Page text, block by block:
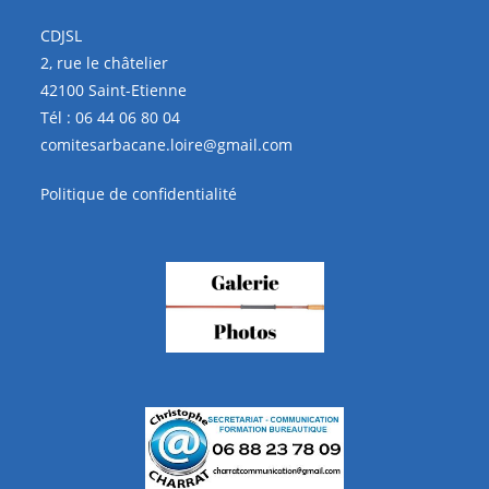
CDJSL
2, rue le châtelier
42100 Saint-Etienne
Tél :06 44 06 80 04
comitesarbacane.loire@gmail.com
Politique de confidentialité